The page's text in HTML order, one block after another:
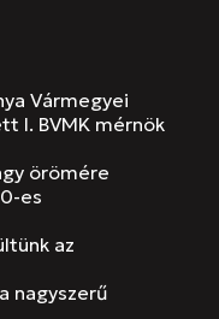
Vármegyei
I. BVMK mérnök
örömére
es
az
nagyszerű